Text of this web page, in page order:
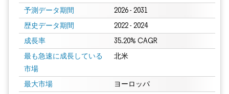
予測データ期間 2026 - 2031
歴史データ期間 2022 - 2024
成長率 35.20% CAGR
最も急速に成長している
市場
北米
最大市場 ヨーロッパ